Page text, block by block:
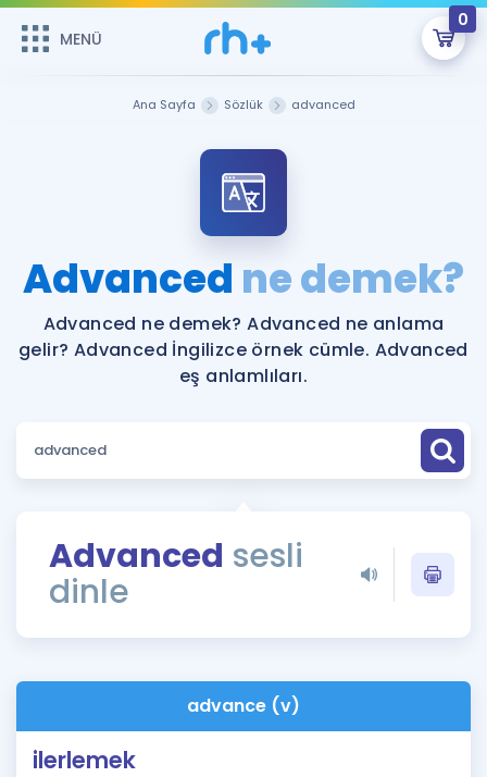
MENÜ
0
ÜYE DEĞİLİM
Sepetin Şu An Boş.
Remzi Hoca ile seni sınava hazırlayacak onlarca eğitim seni
bekliyor!
MENÜ
Faydalı Araçlar
Sözlük
Rehberlik Aracı
ÖSYM Sınav Takvimi
İngilizce Gramer
Hakkımızda
Ana Sayfa Sözlük advanced
Advanced ne demek?
Advanced ne demek? Advanced ne anlama
gelir? Advanced İngilizce örnek cümle. Advanced
eş anlamlıları.
Advanced sesli
dinle
advance (v)
ilerlemek